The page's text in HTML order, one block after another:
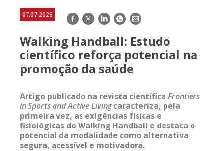
07.07.2026 Facebook
TwitterLinkedInWhatsApp
E-
Walking Handball: Estudo
científico reforça potencial na
promoção da saúde
Artigo publicado na revista científica Frontiers
in Sports and Active Livingcaracteriza, pela
primeira vez, as exigências físicas e
fisiológicas do Walking Handball e destaca o
potencial da modalidade como alternativa
segura, acessível e motivadora.